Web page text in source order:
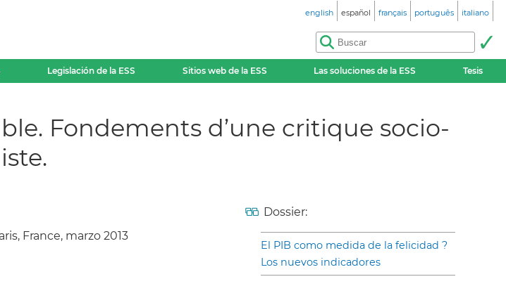
english español français português italiano
Legislación de la ESS Sitios web de la ESS Las soluciones de la ESS Tesis
Fondements d’une critique socio-
France, marzo 2013
Dossier:
El PIB como medida de la felicidad ?
Los nuevos indicadores